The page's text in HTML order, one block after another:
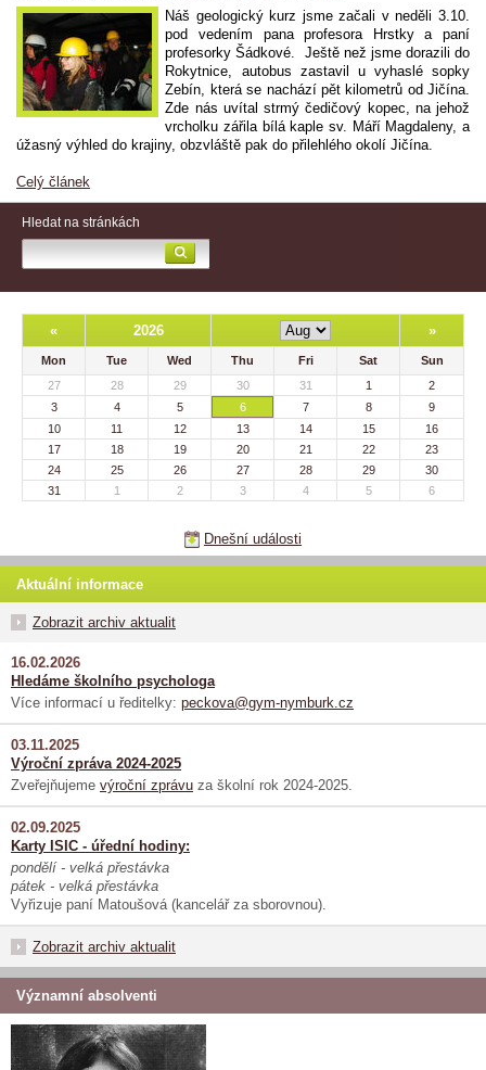
Náš geologický kurz jsme začali v neděli 3.10.
pod vedením pana profesora Hrstky a paní
profesorky Šádkové. Ještě než jsme dorazili do
Rokytnice, autobus zastavil u vyhaslé sopky
Zebín, která se nachází pět kilometrů od Jičína.
Zde nás uvítal strmý čedičový kopec, na jehož
vrcholku zářila bílá kaple sv. Máří Magdaleny, a
úžasný výhled do krajiny, obzvláště pak do přilehlého okolí Jičína.
Celý článek
Hledat na stránkách
« 2026 »
Mon Tue Wed Thu Fri Sat
Sun
27
28 29 30 31 1
2
3
4 5 6 7 8
9
10
11 12 13 14 15
16
17
18 19 20 21 22
23
24
25 26 27 28 29
30
31
1 2 3 4 5 6
Dnešní události
Aktuální informace
Zobrazit archiv aktualit
16.02.2026
Hledáme školního psychologa
Více informací u ředitelky: peckova@gym-nymburk.cz
03.11.2025
Výroční zpráva 2024-2025
Zveřejňujeme výroční zprávu za školní rok 2024-2025.
02.09.2025
Karty ISIC - úřední hodiny:
pondělí - velká přestávka
pátek - velká přestávka
Vyřizuje paní Matoušová (kancelář za sborovnou).
Zobrazit archiv aktualit
Významní absolventi